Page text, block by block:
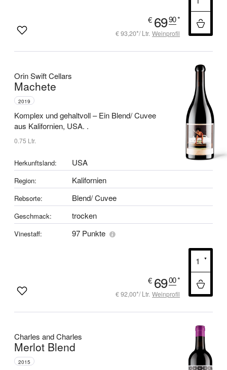
€ 6990*
€ 93,20*/ Ltr. Weinprofil
Orin Swift Cellars
Machete
2019
Komplex und gehaltvoll –Ein Blend/ Cuvee
aus Kalifornien, USA. .
0.75 Ltr.
Herkunftsland: USA
Region: Kalifornien
Rebsorte: Blend/ Cuvee
Geschmack: trocken
Vinestaff: 97 Punkte
€ 6900*
€ 92,00*/ Ltr. Weinprofil
Charles and Charles
Merlot Blend
2015